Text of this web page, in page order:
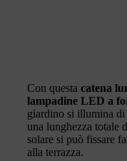
Con questa catena
lampadine LED a
giardino si illumina di
una lunghezza totale
solare si può fissare
alla terrazza.